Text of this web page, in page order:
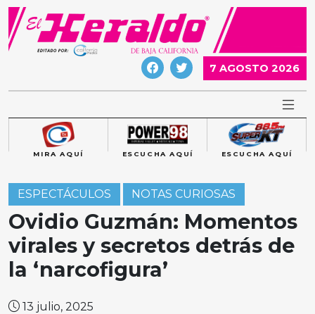
Skip
content
7 AGOSTO 2026
MIRA AQUÍ ESCUCHA AQUÍ ESCUCHA AQUÍ
ESPECTÁCULOS NOTAS CURIOSAS
Ovidio Guzmán: Momentos
virales y secretos detrás de
la ‘narcofigura’
13 julio, 2025